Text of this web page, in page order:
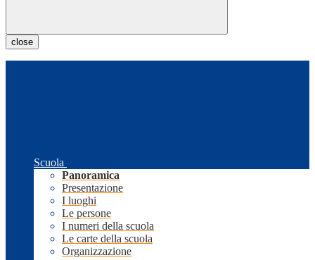
close
Scuola
Panoramica
Presentazione
I luoghi
Le persone
I numeri della scuola
Le carte della scuola
Organizzazione